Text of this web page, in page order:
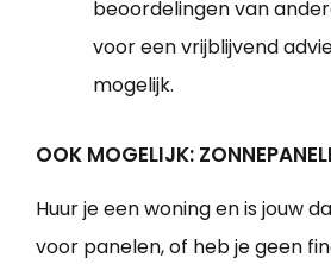
beoordelingen van
voor een vrijblijvend
mogelijk.
OOK MOGELIJK:
Huur je een woning en is jouw
voor panelen, of heb je geen